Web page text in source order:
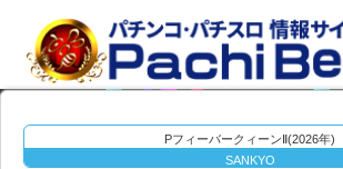
PフィーバークィーンⅡ(2026年)
SANKYO